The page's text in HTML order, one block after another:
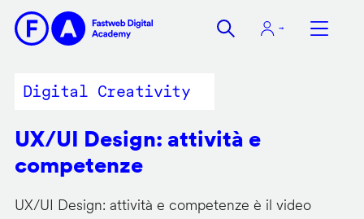
contenuto
Digital Creativity
UX/UI Design: attività e
competenze
UX/UI Design: attività e competenze è il video